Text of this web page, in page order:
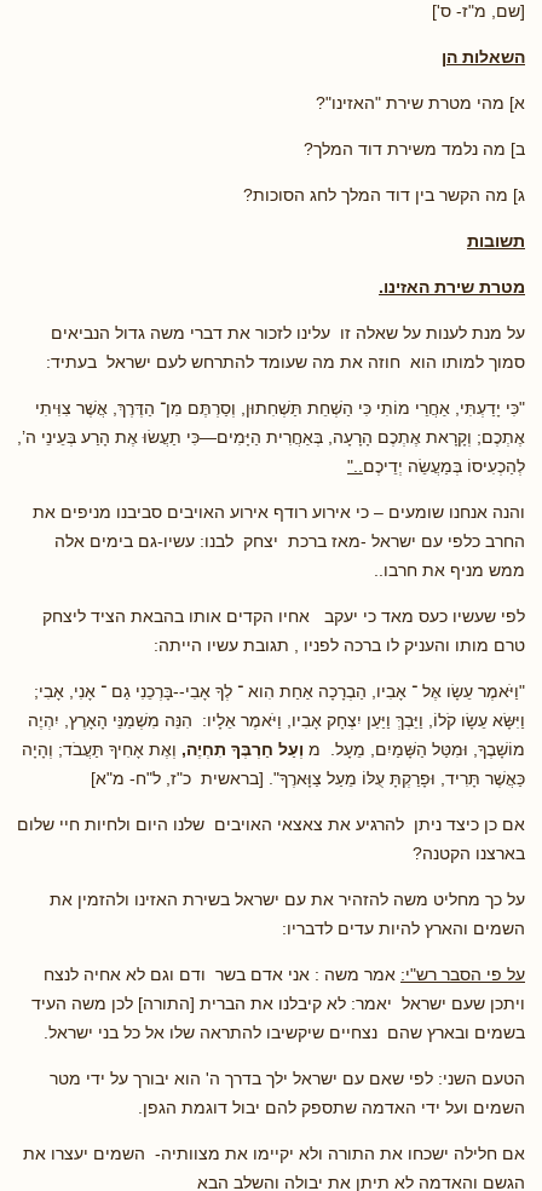
[שם, מ"ז- ס']
השאלות הן
א] מהי מטרת שירת "האזינו"?
ב] מה נלמד משירת דוד המלך?
ג] מה הקשר בין דוד המלך לחג הסוכות?
תשובות
מטרת שירת האזינו.
על מנת לענות על שאלה זו עלינו לזכור את דברי משה גדול הנביאים
סמוך למותו הוא חוזה את מה שעומד להתרחש לעם ישראל בעתיד:
"כִּי יָדַעְתִּי, אַחֲרֵי מוֹתִי כִּי הַשְׁחֵת תַּשְׁחִתוּן, וְסַרְתֶּם מִן־ הַדֶּרֶךְ, אֲשֶׁר צִוִּיתִי
אֶתְכֶם; וְקָרָאת אֶתְכֶם הָרָעָה, בְּאַחֲרִית הַיָּמִים—כִּי תַעֲשׂוּ אֶת הָרַע בְּעֵינֵי ה’,
לְהַכְעִיסוֹ בְּמַעֲשֵׂה יְדֵיכֶם .."
והנה אנחנו שומעים – כי אירוע רודף אירוע האויבים סביבנו מניפים את
החרב כלפי עם ישראל -מאז ברכת יצחק לבנו: עשיו-גם בימים אלה
ממש מניף את חרבו..
לפי שעשיו כעס מאד כי יעקב אחיו הקדים אותו בהבאת הציד ליצחק
טרם מותו והעניק לו ברכה לפניו , תגובת עשיו הייתה:
"וַיֹּאמֶר עֵשָׂו אֶל ־ אָבִיו, הַבְרָכָה אַחַת הִוא ־ לְךָ אָבִי--בָּרְכֵנִי גַם ־ אָנִי, אָבִי;
וַיִּשָּׂא עֵשָׂו קֹלוֹ, וַיֵּבְךְּ וַיַּעַן יִצְחָק אָבִיו, וַיֹּאמֶר אֵלָיו: הִנֵּה מִשְׁמַנֵּי הָאָרֶץ, יִהְיֶה
מוֹשָׁבֶךָ, וּמִטַּל הַשָּׁמַיִם, מֵעָל. מ וְעַל חַרְבְּךָ תִחְיֶה, וְאֶת אָחִיךָ תַּעֲבֹד; וְהָיָה
כַּאֲשֶׁר תָּרִיד, וּפָרַקְתָּ עֻלּוֹ מֵעַל צַוָּארֶךָ". [בראשית כ"ז, ל"ח- מ"א]
אם כן כיצד ניתן להרגיע את צאצאי האויבים שלנו היום ולחיות חיי שלום
בארצנו הקטנה?
על כך מחליט משה להזהיר את עם ישראל בשירת האזינו ולהזמין את
השמים והארץ להיות עדים לדבריו:
על פי הסבר רש"י: אמר משה : אני אדם בשר ודם וגם לא אחיה לנצח
ויתכן שעם ישראל יאמר: לא קיבלנו את הברית [התורה] לכן משה העיד
בשמים ובארץ שהם נצחיים שיקשיבו להתראה שלו אל כל בני ישראל.
הטעם השני: לפי שאם עם ישראל ילך בדרך ה' הוא יבורך על ידי מטר
השמים ועל ידי האדמה שתספק להם יבול דוגמת הגפן.
אם חלילה ישכחו את התורה ולא יקיימו את מצוותיה- השמים יעצרו את
הגשם והאדמה לא תיתן את יבולה והשלב הבא